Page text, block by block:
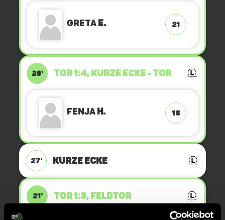
GretaE. 21
28' TOR 1:4, KURZE ECKE - TOR
FenjaH. 16
27' KURZE ECKE
21' TOR 1:3, FELDTOR